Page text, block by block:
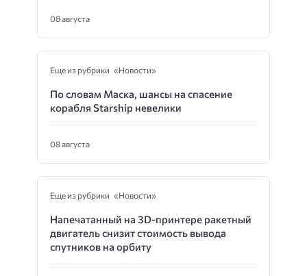
08 августа
Еще из рубрики «Новости»
По словам Маска, шансы на спасение
корабля Starship невелики
08 августа
Еще из рубрики «Новости»
Напечатанный на 3D-принтере ракетный
двигатель снизит стоимость вывода
спутников на орбиту